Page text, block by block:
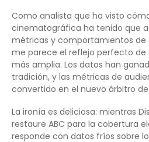
Como analista que ha visto
cinematográfica ha tenido que
métricas y comportamientos de
me parece el reflejo perfecto
más amplia. Los datos han
tradición, y las métricas de
convertido en el nuevo árbitro de
La ironía es deliciosa: mientras
restaure ABC para la cobertura
responde con datos fríos sobre